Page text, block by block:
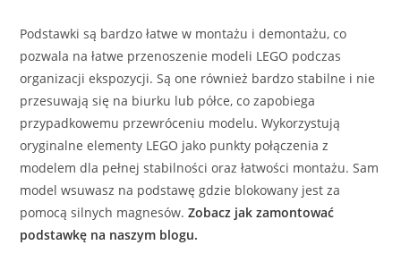
Podstawki są bardzo łatwe w montażu i demontażu, co
pozwala na łatwe przenoszenie modeli LEGO podczas
organizacji ekspozycji. Są one również bardzo stabilne i nie
przesuwają się na biurku lub półce, co zapobiega
przypadkowemu przewróceniu modelu. Wykorzystują
oryginalne elementy LEGO jako punkty połączenia z
modelem dla pełnej stabilności oraz łatwości montażu. Sam
model wsuwasz na podstawę gdzie blokowany jest za
pomocą silnych magnesów. Zobacz jak zamontować
podstawkę na naszym blogu.